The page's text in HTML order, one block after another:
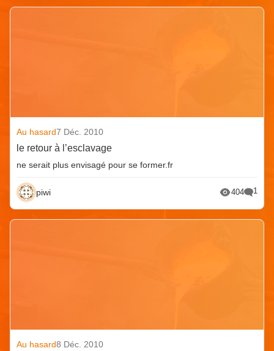
Au hasard7 Déc. 2010
le retour à l’esclavage
ne serait plus envisagé pour se former.fr
piwi 404 1
Au hasard8 Déc. 2010